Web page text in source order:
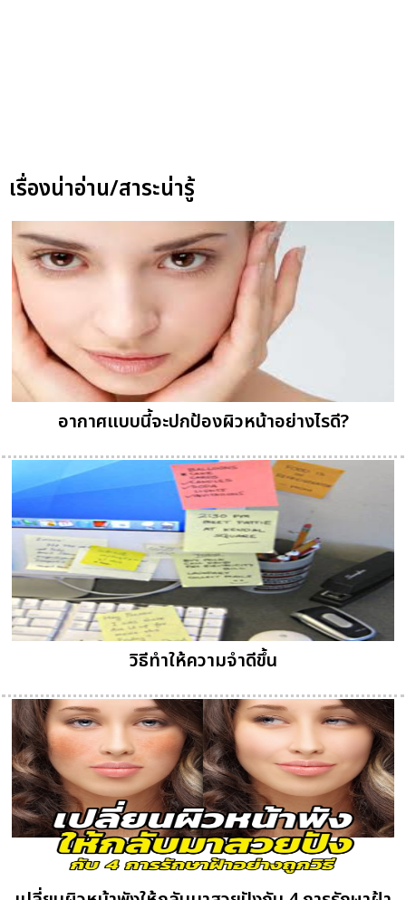
เรื่องน่าอ่าน/สาระน่ารู้
อากาศแบบนี้จะปกป้องผิวหน้าอย่างไรดี?
วิธีทำให้ความจำดีขึ้น